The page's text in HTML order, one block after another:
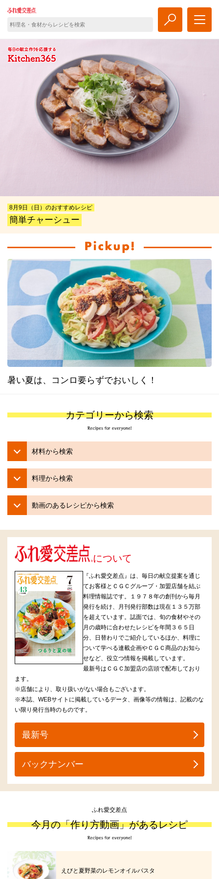
8月9日（日）のおすすめレシピ
簡単チャーシュー
暑い夏は、コンロ要らずでおいしく！
カテゴリーから検索
材料から検索
料理から検索
動画のあるレシピから検索
について
『ふれ愛交差点』は、毎日の献立提案を通じ
てお客様とＣＧＣグループ・加盟店舗を結ぶ
料理情報誌です。１９７８年の創刊から毎月
発行を続け、月刊発行部数は現在１３５万部
を超えています。誌面では、旬の食材やその
月の歳時に合わせたレシピを年間３６５日
分、日替わりでご紹介しているほか、料理に
ついて学べる連載企画やＣＧＣ商品のお知ら
せなど、役立つ情報を掲載しています。
最新号はＣＧＣ加盟店の店頭で配布しており
ます。
※店舗により、取り扱いがない場合もございます。
※本誌、WEBサイトに掲載しているデータ、画像等の情報は、記載のな
い限り発行当時のものです。
最新号
バックナンバー
ふれ愛交差点
今月の「作り方動画」があるレシピ
えびと夏野菜のレモンオイルパスタ